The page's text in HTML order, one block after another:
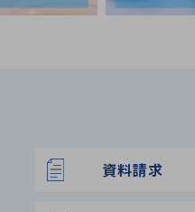
資料請求